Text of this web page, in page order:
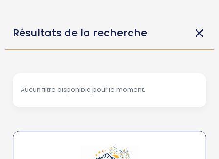
Résultats de la recherche
Aucun filtre disponible pour le moment.